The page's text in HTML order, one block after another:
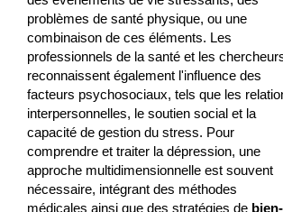
problèmes de santé physique, ou une
combinaison de ces éléments. Les
professionnels de la santé et les
reconnaissent également l'influence des
facteurs psychosociaux, tels que les
interpersonnelles, le soutien social et la
capacité de gestion du stress. Pour
comprendre et traiter la dépression, une
approche multidimensionnelle est souvent
nécessaire, intégrant des méthodes
médicales ainsi que des stratégies de bien-